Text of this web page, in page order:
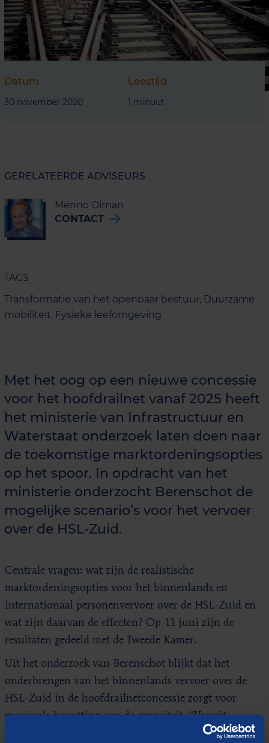
Datum
30 november 2020
Leestijd
1 minuut
GERELATEERDE ADVISEURS
Menno Olman
CONTACT
TAGS
Transformatie van het openbaar bestuur, Duurzame
mobiliteit, Fysieke leefomgeving
Met het oog op een nieuwe concessie
voor het hoofdrailnet vanaf 2025 heeft
het ministerie van Infrastructuur en
Waterstaat onderzoek laten doen naar
de toekomstige marktordeningsopties
op het spoor. In opdracht van het
ministerie onderzocht Berenschot de
mogelijke scenario’s voor het vervoer
over de HSL-Zuid.
Centrale vragen: wat zijn de realistische
marktordeningsopties voor het binnenlands en
internationaal personenvervoer over de HSL-Zuid en
wat zijn daarvan de effecten? Op 11 juni zijn de
resultaten gedeeld met de Tweede Kamer.
Uit het onderzoek van Berenschot blijkt dat het
onderbrengen van het binnenlands vervoer over de
HSL-Zuid in de hoofdrailnetconcessie zorgt voor
maximale benutting van de capaciteit. “Vanuit
reizigers- en netwerkperspectief functioneren de